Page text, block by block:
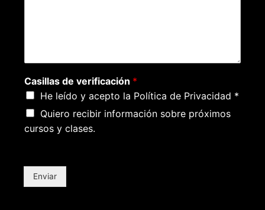
Casillas de verificación *
He leído y acepto la Política de Privacidad *
Quiero recibir información sobre próximos
cursos y clases.
Enviar